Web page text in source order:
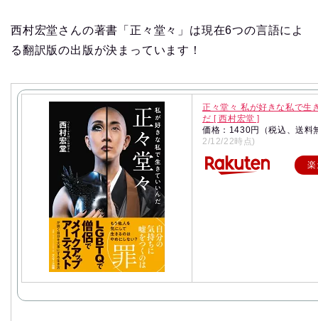
西村宏堂さんの著書「正々堂々」は現在6つの言語によ
る翻訳版の出版が決まっています！
正々堂々 私が好きな私で生
だ [ 西村宏堂 ]
価格：1430円（税込、送料
2/12/22時点)